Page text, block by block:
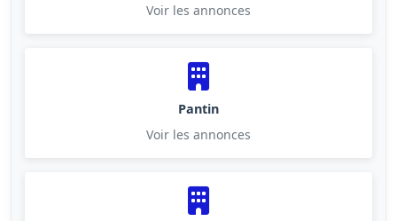
Voir les annonces
Pantin
Voir les annonces